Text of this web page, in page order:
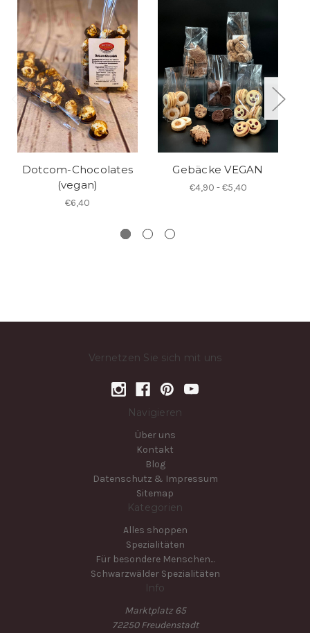
Dotcom-Chocolates
(vegan)
€6,40
Gebäcke VEGAN
€4,90 - €5,40
Vernetzen Sie sich mit uns
Navigieren
Über uns
Kontakt
Blog
Datenschutz & Impressum
Sitemap
Kategorien
Alles shoppen
Spezialitäten
Für besondere Menschen...
Schwarzwälder Spezialitäten
Info
Marktplatz 65
72250 Freudenstadt